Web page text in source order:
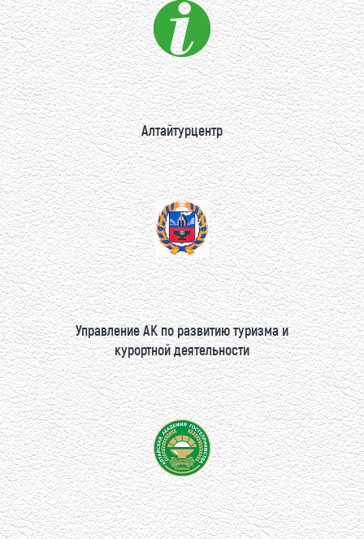
Алтайтурцентр
Управление АК по развитию туризма и
курортной деятельности